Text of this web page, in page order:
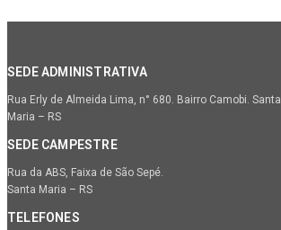
SEDE ADMINISTRATIVA
Rua Erly de Almeida Lima, n° 680. Bairro Camobi. Santa
Maria – RS
SEDE CAMPESTRE
Rua da ABS, Faixa de São Sepé.
Santa Maria – RS
TELEFONES